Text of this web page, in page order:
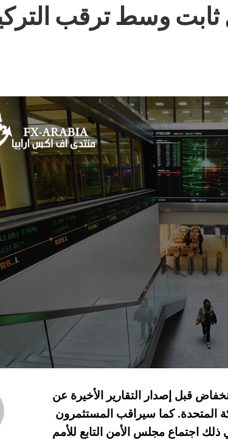
وسط ترقب
الأسهم الأوروبية 05-04-2022 على انخفاض قبل إصدار التقارير الأخيرة عن
المتحدة. كما سيراقب المستثمرون
اجتماع مجلس الأمن التابع للأمم